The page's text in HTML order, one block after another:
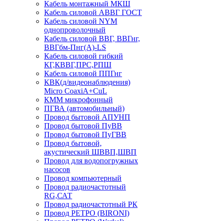
Кабель монтажный МКШ
Кабель силовой АВВГ ГОСТ
Кабель силовой NYM
однопроволочный
Кабель силовой ВВГ, ВВГнг,
ВВГбм-Пнг(А)-LS
Кабель силовой гибкий
КГ,КВВГ,ПРС,РПШ
Кабель силовой ППГнг
КВК(д/видеонаблюдения)
Micro CoaxiA+CuL
КММ микрофонный
ПГВА (автомобильный)
Провод бытовой АПУНП
Провод бытовой ПуВВ
Провод бытовой ПуГВВ
Провод бытовой,
акустический ШВВП,ШВП
Провод для водопогружных
насосов
Провод компьютерный
Провод радиочастотный
RG,САТ
Провод радиочастотный РК
Провод РЕТРО (BIRONI)